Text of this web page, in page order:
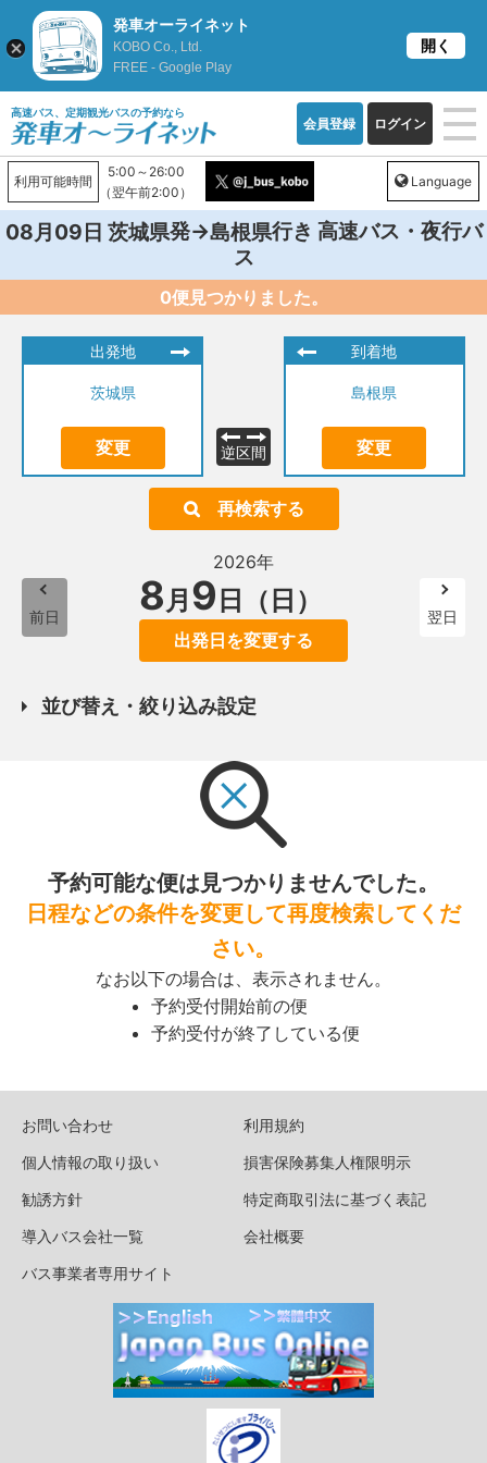
高速バス、定期観光バスの予約なら
会員登録 ログイン
利用可能時間
5:00～26:00
（翌午前2:00）
Language
08月09日 茨城県発→島根県行き 高速バス・夜行バ
ス
0便見つかりました。
出発地
茨城県
変更 逆区間
到着地
島根県
変更
再検索する
前日
2026年
8月 9 日（日）
出発日を変更する
翌日
並び替え・絞り込み設定
予約可能な便は見つかりませんでした。
日程などの条件を変更して再度検索してくだ
さい。
なお以下の場合は、表示されません。
予約受付開始前の便
予約受付が終了している便
お問い合わせ
利用規約
個人情報の取り扱い
損害保険募集人権限明示
勧誘方針
特定商取引法に基づく表記
導入バス会社一覧
会社概要
バス事業者専用サイト
発車オーライネット
KOBO Co., Ltd.
FREE - Google Play
開く